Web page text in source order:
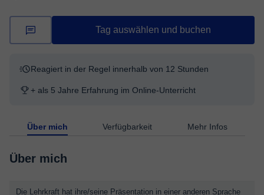
Tag auswählen und buchen
Reagiert in der Regel innerhalb von 12 Stunden
+ als 5 Jahre Erfahrung im Online-Unterricht
Über mich Verfügbarkeit Mehr Infos
Über mich
Die Lehrkraft hat ihre/seine Präsentation in einer anderen Sprache